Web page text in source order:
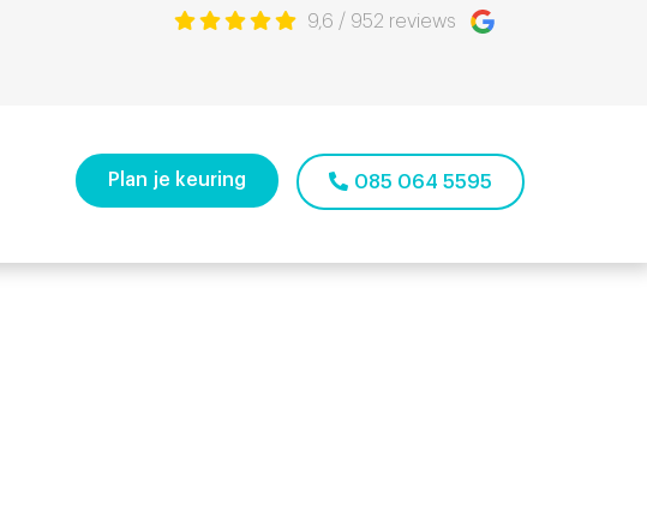
9,6 / 952 reviews
Plan je keuring 085 064 5595